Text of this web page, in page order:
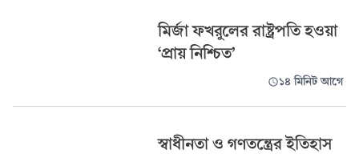
মির্জা ফখরুলের রাষ্ট্রপতি হওয়া
‘প্রায় নিশ্চিত’
১৪ মিনিট আগে
স্বাধীনতা ও গণতন্ত্রের ইতিহাস